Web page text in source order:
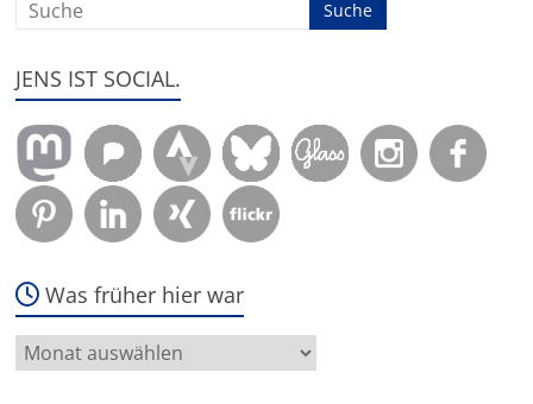
JENS IST SOCIAL.
Was früher hier war
Was
früher